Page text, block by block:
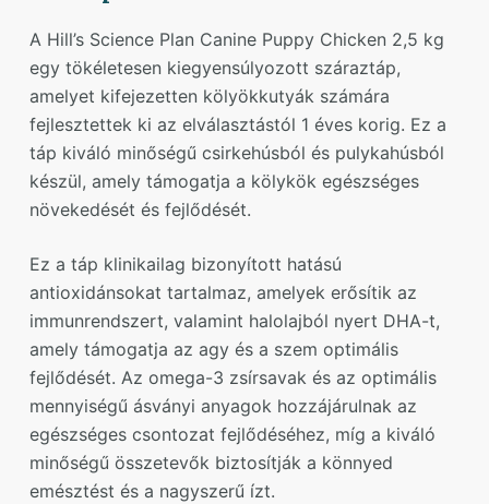
A Hill’s Science Plan Canine Puppy Chicken 2,5 kg
egy tökéletesen kiegyensúlyozott száraztáp,
amelyet kifejezetten kölyökkutyák számára
fejlesztettek ki az elválasztástól 1 éves korig. Ez a
táp kiváló minőségű csirkehúsból és pulykahúsból
készül, amely támogatja a kölykök egészséges
növekedését és fejlődését.
Ez a táp klinikailag bizonyított hatású
antioxidánsokat tartalmaz, amelyek erősítik az
immunrendszert, valamint halolajból nyert DHA-t,
amely támogatja az agy és a szem optimális
fejlődését. Az omega-3 zsírsavak és az optimális
mennyiségű ásványi anyagok hozzájárulnak az
egészséges csontozat fejlődéséhez, míg a kiváló
minőségű összetevők biztosítják a könnyed
emésztést és a nagyszerű ízt.